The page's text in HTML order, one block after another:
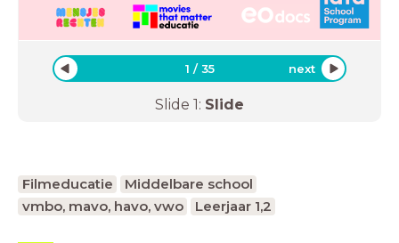
1 /35 next
Slide 1: Slide
Filmeducatie
Middelbare school
vmbo, mavo, havo, vwo
Leerjaar 1,2